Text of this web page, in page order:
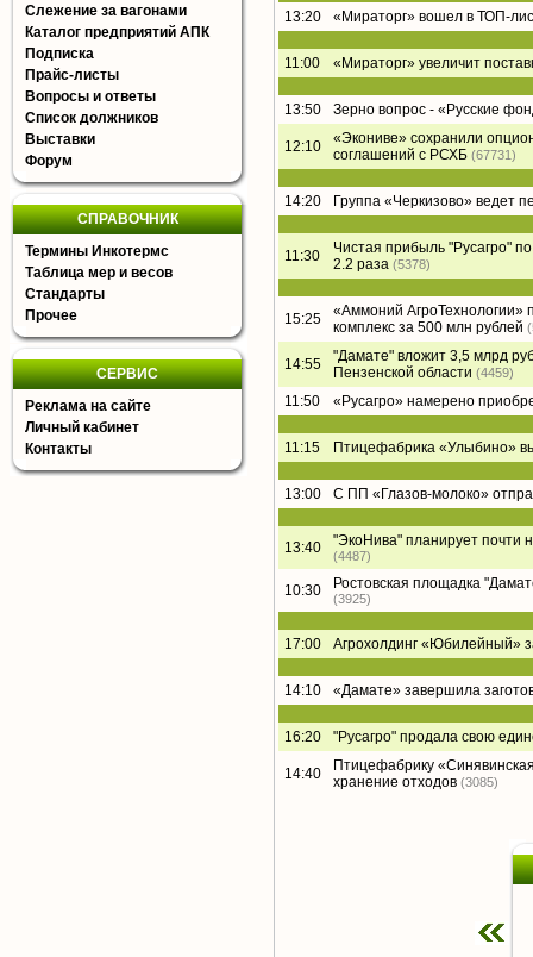
Слежение за вагонами
Каталог предприятий АПК
Подписка
Прайс-листы
Вопросы и ответы
Список должников
Выставки
Форум
СПРАВОЧНИК
Термины Инкотермс
Таблица мер и весов
Стандарты
Прочее
СЕРВИС
Реклама на сайте
Личный кабинет
Контакты
13:20 «Мираторг» вошел в ТОП-
11:00 «Мираторг» увеличит
13:50 Зерно вопрос - «Русские
12:10
«Экониве» сохранили
соглашений с РСХБ (67731)
14:20 Группа «Черкизово» ведет
11:30
Чистая прибыль "Русагро"
2.2 раза (5378)
15:25
«Аммоний АгроТехнологии»
комплекс за 500 млн рублей
14:55
"Дамате" вложит 3,5 млрд
Пензенской области (4459)
11:50 «Русагро» намерено
11:15 Птицефабрика «Улыбино»
13:00 С ПП «Глазов-молоко»
13:40 "ЭкоНива" планирует почти
(4487)
10:30 Ростовская площадка
(3925)
17:00 Агрохолдинг «Юбилейный»
14:10 «Дамате» завершила
16:20 "Русагро" продала свою
14:40
Птицефабрику
хранение отходов (3085)